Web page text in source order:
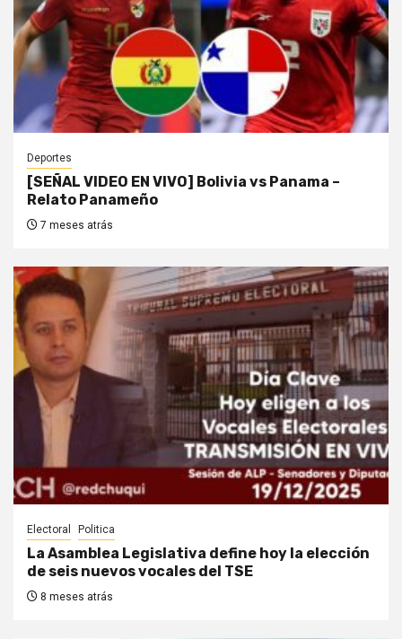
Deportes
[SEÑAL VIDEO EN VIVO] Bolivia vs Panama –
Relato Panameño
7 meses atrás
Electoral Politica
La Asamblea Legislativa define hoy la elección
de seis nuevos vocales del TSE
8 meses atrás